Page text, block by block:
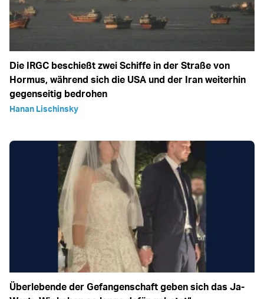
Die IRGC beschießt zwei Schiffe in der Straße von
Hormus, während sich die USA und der Iran weiterhin
gegenseitig bedrohen
Hanan Lischinsky
Überlebende der Gefangenschaft geben sich das Ja-